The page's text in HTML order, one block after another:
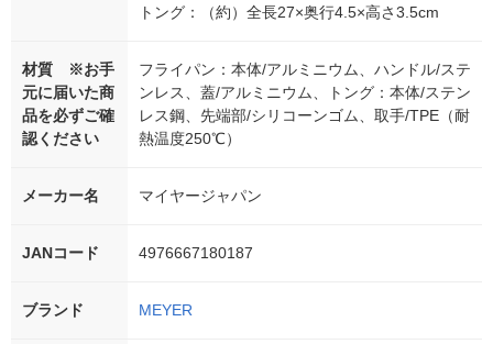
トング：（約）全長27×奥行4.5×高さ3.5cm
材質 ※お手
元に届いた商
品を必ずご確
認ください
フライパン：本体/アルミニウム、ハンドル/ステ
ンレス、蓋/アルミニウム、トング：本体/ステン
レス鋼、先端部/シリコーンゴム、取手/TPE（耐
熱温度250℃）
メーカー名 マイヤージャパン
JANコード 4976667180187
ブランド MEYER